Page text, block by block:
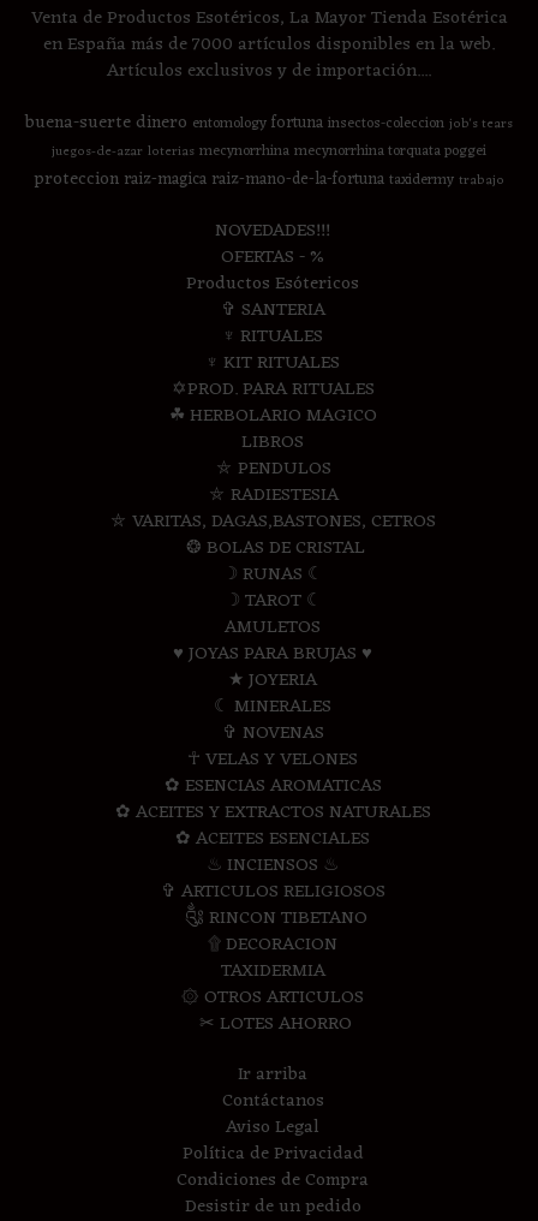
Venta de Productos Esotéricos, La Mayor Tienda Esotérica
en España más de 7000 artículos disponibles en la web.
Artículos exclusivos y de importación....
buena-suertedinero entomologyfortunainsectos-coleccion job's tears
juegos-de-azar loterias mecynorrhinamecynorrhina torquata poggei
proteccion raiz-magica raiz-mano-de-la-fortunataxidermy trabajo
NOVEDADES!!!
OFERTAS - %
Productos Esótericos
✞ SANTERIA
♆ RITUALES
♆ KIT RITUALES
✡PROD. PARA RITUALES
☘ HERBOLARIO MAGICO
LIBROS
⛤ PENDULOS
⛤ RADIESTESIA
⛤ VARITAS, DAGAS,BASTONES, CETROS
❂ BOLAS DE CRISTAL
☽ RUNAS ☾
☽ TAROT ☾
AMULETOS
♥ JOYAS PARA BRUJAS ♥
★ JOYERIA
☾ MINERALES
✞ NOVENAS
☥ VELAS Y VELONES
✿ ESENCIAS AROMATICAS
✿ ACEITES Y EXTRACTOS NATURALES
✿ ACEITES ESENCIALES
♨ INCIENSOS ♨
✞ ARTICULOS RELIGIOSOS
༃ RINCON TIBETANO
۩ DECORACION
TAXIDERMIA
۞ OTROS ARTICULOS
✂ LOTES AHORRO
Ir arriba
Contáctanos
Aviso Legal
Política de Privacidad
Condiciones de Compra
Desistir de un pedido